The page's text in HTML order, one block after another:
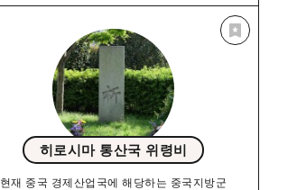
히로시마 통산국 위령비
현재 중국 경제산업국에 해당하는 중국지방군